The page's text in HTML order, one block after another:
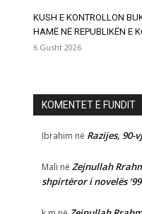
KUSH E KONTROLLON
HAMË NË REPUBLIKËN E
6 Gusht 2026
KOMENTET E FUNDIT
Ibrahim në Razijes, 90-
Mali në Zejnullah
shpirtëror i novelës